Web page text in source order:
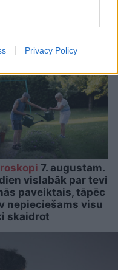
Privacy Policy
ir īpaši
7. augustam.
vislabāk par tevi
paveiktais, tāpēc
nepieciešams visu
skaidrot